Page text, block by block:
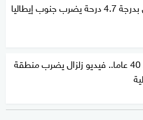
جنوب إيطاليا
الأقوى منذ 40 عاما.. فيديو زلزال يضرب منطقة